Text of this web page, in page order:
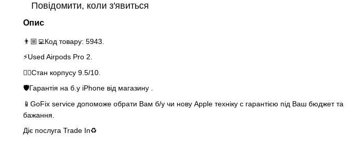
Повідомити, коли з'явиться
Опис
👨🏼‍💻Код товару: 5943.
⚡️Used Airpods Pro 2.
👌🏻Стан корпусу 9.5/10.
🛡Гарантія на б.у iPhone від магазину .
📱GoFix service допоможе обрати Вам б/у чи нову Apple техніку с гарантією під Ваш бюджет та
бажання.
Діє послуга Trade In♻️